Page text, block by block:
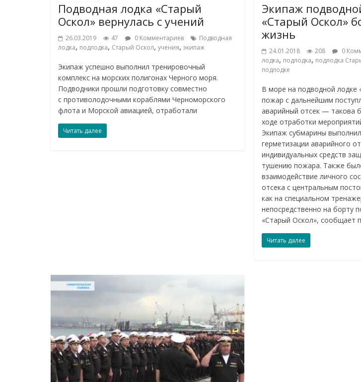
Подводная лодка «Старый
Оскол» вернулась с учений
26.03.2019 47 0 Комментариев
Подводная
лодка, подлодка, Старый Оскол, учения, экипаж
Экипаж успешно выполнил тренировочный
комплекс на морских полигонах Черного моря.
Подводники прошли подготовку совместно
с противолодочными кораблями Черноморского
флота и Морской авиацией, отработали
Читать далее
Экипаж
«Старый Оскол»
жизнь
24.01.2018 208 0
лодка, подлодка, подлодка
подлодке
В море на подводной лодке
пожар с дальнейшим
аварийный отсек — такова
ходе отработки
Экипаж субмарины
герметизации аварийного
индивидуальных средств
тушению пожара. Также
взаимодействие личного
отсека с центральным
как на специальном
непосредственно на борту
«Старый Оскол», сообщает
Читать далее